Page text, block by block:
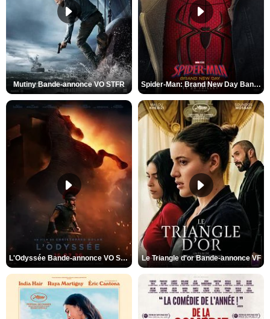
Mutiny Bande-annonce VO STFR Spider-Man: Brand New Day Bande-annonce VO STFR
L'Odyssée Bande-annonce VO STFR Le Triangle d'or Bande-annonce VF